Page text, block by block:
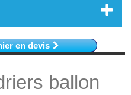
en devis
ballon